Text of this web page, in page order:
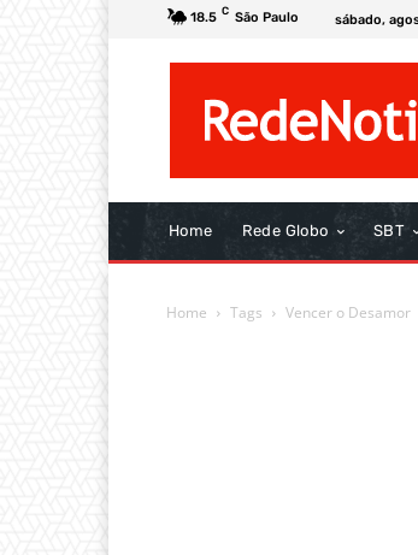
18.5 C São Paulo sábado,
Home Rede Globo SBT
Home Tags Vencer o Desamor